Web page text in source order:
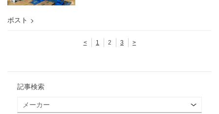
ポスト
< 1 2 3 >
記事検索